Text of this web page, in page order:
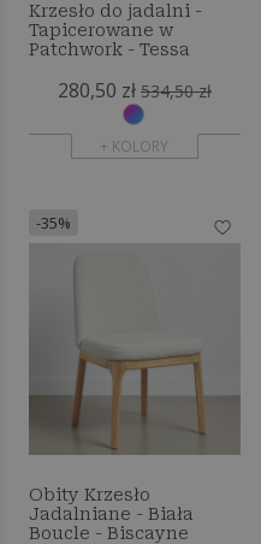
Krzesło do jadalni -
Tapicerowane w
Patchwork - Tessa
280,50 zł 534,50 zł
+ KOLORY
-35%
Obity Krzesło
Jadalniane - Biała
Boucle - Biscayne